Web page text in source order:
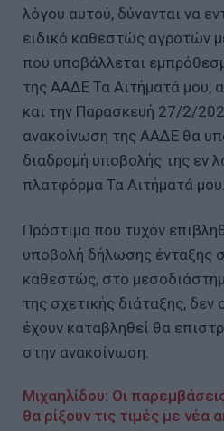
λόγου αυτού, δύνανται να
ειδικό καθεστώς αγροτών
που υποβάλλεται
της ΑΑΔΕ Τα Αιτήματά μου,
και την Παρασκευή 27/2/
ανακοίνωση της ΑΑΔΕ θα
διαδρομή υποβολής της εν
πλατφόρμα Τα Αιτήματά μου.
Πρόστιμα που τυχόν
υποβολή δήλωσης ένταξης
καθεστώς, στο
της σχετικής διάταξης, δεν
έχουν καταβληθεί θα
στην ανακοίνωση.
Μιχαηλίδου: Οι
θα ρίξουν τις τιμές με νέα